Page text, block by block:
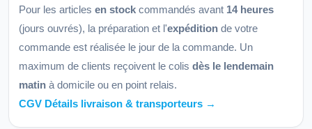
Pour les articles en stock commandés avant 14 heures
(jours ouvrés), la préparation et l'expédition de votre
commande est réalisée le jour de la commande. Un
maximum de clients reçoivent le colis dès le lendemain
matin à domicile ou en point relais.
CGV Détails livraison & transporteurs →